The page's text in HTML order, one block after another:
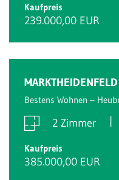
Kaufpreis
239.000,00 EUR
MARKTHEIDENFELD
Bestens Wohnen –
2 Zimmer
Kaufpreis
385.000,00 EUR